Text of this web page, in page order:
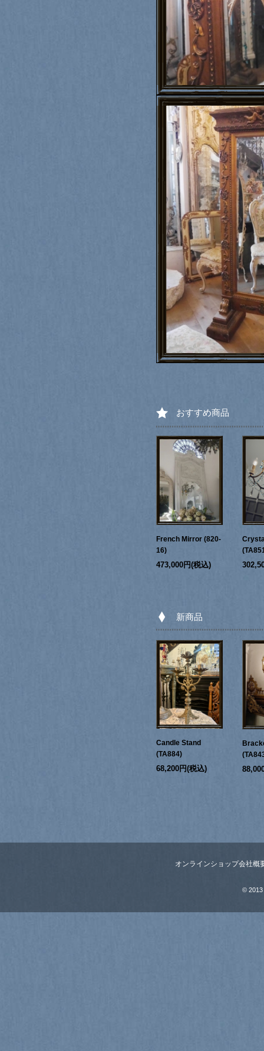
おすすめ商品
French Mirror (820-
16)
473,000円(税込)
新商品
Candle Stand
(TA884)
68,200円(税込)
オンラインショップ会社概
© 2013